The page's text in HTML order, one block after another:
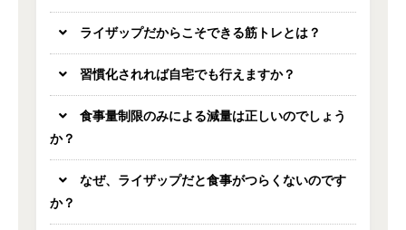
ライザップだからこそできる筋トレとは？
習慣化されれば自宅でも行えますか？
食事量制限のみによる減量は正しいのでしょう
か？
なぜ、ライザップだと食事がつらくないのです
か？